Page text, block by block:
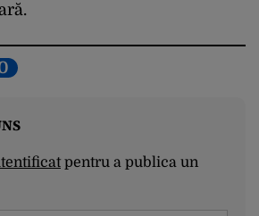
pentru a publica un